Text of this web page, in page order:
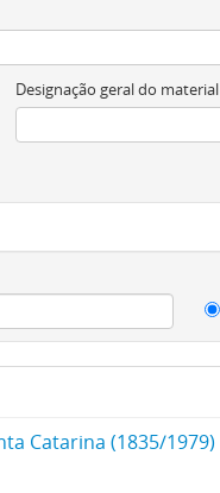
Designação geral do material
Catarina (1835/1979)